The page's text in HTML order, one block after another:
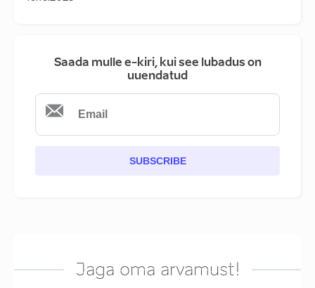
Saada mulle e-kiri, kui see lubadus on
uuendatud
SUBSCRIBE
Jaga oma arvamust!